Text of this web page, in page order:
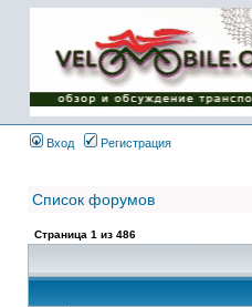
Имя пользователя:
Пароль:
{ LOG_ME_IN_SHORT
}
Вход
Регистрация
Список форумов
Страница 1 из 486